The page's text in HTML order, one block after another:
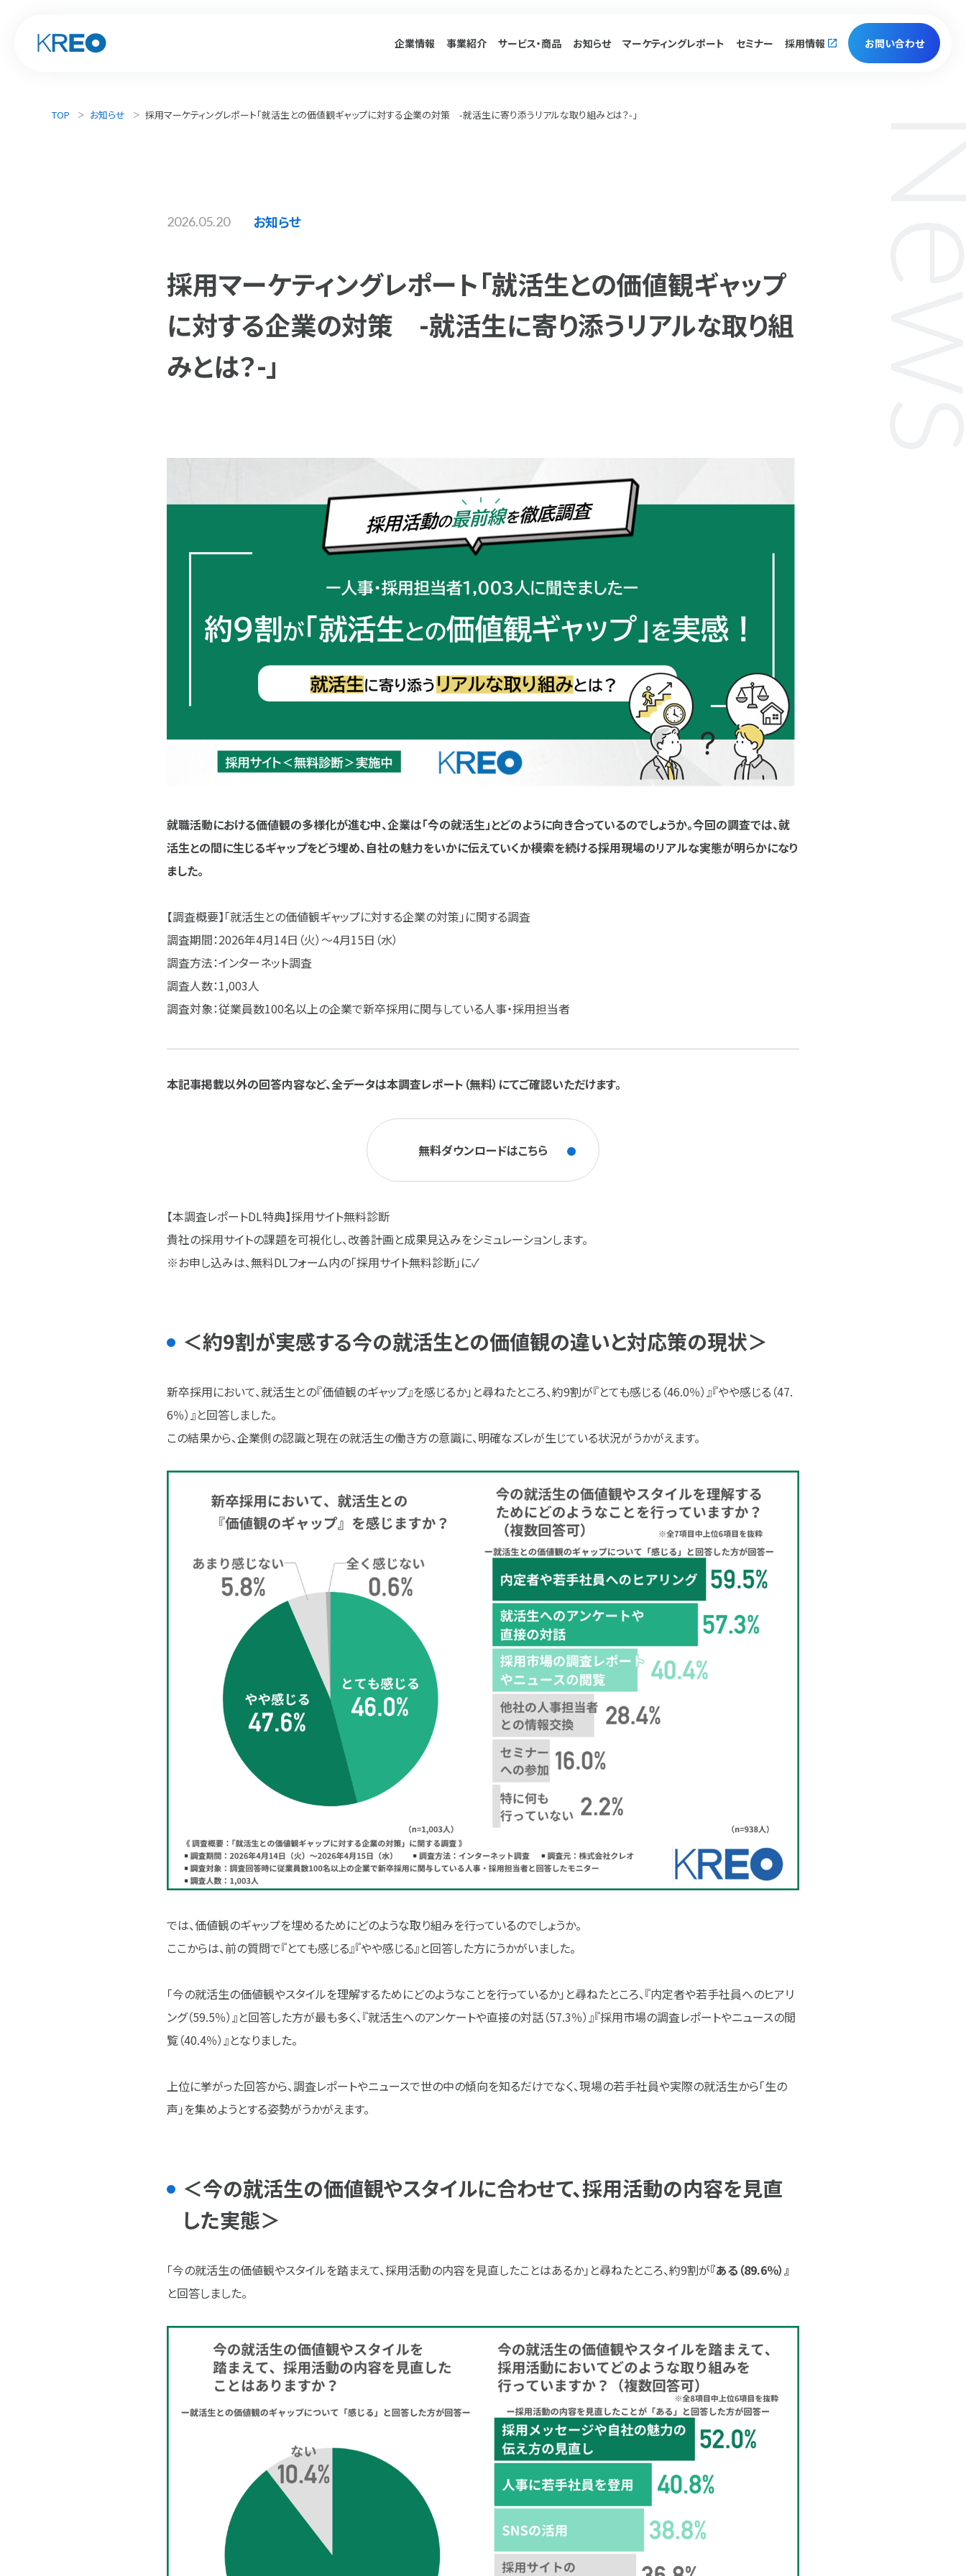
企業情報 事業紹介 サービス・商品 お知らせ マーケティングレポート セミナー 採用情報 お問い合わせ
TOP お知らせ 採用マーケティングレポート「就活生との価値観ギャップに対する企業の対策 -就活生に寄り添うリアルな取り組みとは？-」
2026.05.20 お知らせ
採用マーケティングレポート「就活生との価値観ギャップ
に対する企業の対策 -就活生に寄り添うリアルな取り組
みとは？-」
就職活動における価値観の多様化が進む中、企業は「今の就活生」とどのように向き合っているのでしょうか。今回の調査では、就
活生との間に生じるギャップをどう埋め、自社の魅力をいかに伝えていくか――模索を続ける採用現場のリアルな実態が明らかになり
ました。
【調査概要】「就活生との価値観ギャップに対する企業の対策」に関する調査
調査期間：2026年4月14日（火）～4月15日（水）
調査方法：インターネット調査
調査人数：1,003人
調査対象：従業員数100名以上の企業で新卒採用に関与している人事・採用担当者
本記事掲載以外の回答内容など、全データは本調査レポート（無料）にてご確認いただけます。
無料ダウンロードはこちら
【本調査レポートDL特典】採用サイト無料診断
貴社の採用サイトの課題を可視化し、改善計画と成果見込みをシミュレーションします。
※お申し込みは、無料DLフォーム内の「採用サイト無料診断」に✓
​​＜約9割が実感する今の就活生との価値観の違いと対応策の現状​＞
新卒採用において、就活生との『価値観のギャップ』を感じるか」と尋ねたところ、約9割が『とても感じる（46.0％）』『やや感じる（47.
6％）』と回答しました。
この結果から、企業側の認識と現在の就活生の働き方の意識に、明確なズレが生じている状況がうかがえます。
では、価値観のギャップを埋めるためにどのような取り組みを行っているのでしょうか。
ここからは、前の質問で『とても感じる』『やや感じる』と回答した方にうかがいました。
「今の就活生の価値観やスタイルを理解するためにどのようなことを行っているか」と尋ねたところ、『内定者や若手社員へのヒアリ
ング（59.5％）』と回答した方が最も多く、『就活生へのアンケートや直接の対話（57.3％）』『採用市場の調査レポートやニュースの閲
覧（40.4％）』となりました。​
上位に挙がった回答から、調査レポートやニュースで世の中の傾向を知るだけでなく、現場の若手社員や実際の就活生から「生の
声」を集めようとする姿勢がうかがえます。
＜今の就活生の価値観やスタイルに合わせて、採用活動の内容を見直
した実態＞
「今の就活生の価値観やスタイルを踏まえて、採用活動の内容を見直したことはあるか」と尋ねたところ、約9割が『ある（89.6％）』
と回答しました。